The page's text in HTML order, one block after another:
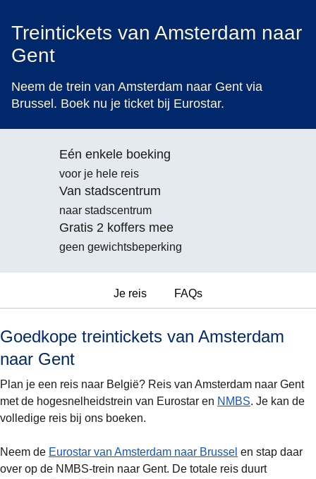
Treintickets van Amsterdam naar
Gent
Neem de trein van Amsterdam naar Gent via
Brussel. Boek nu je ticket bij Eurostar.
Eén enkele boeking
voor je hele reis
Van stadscentrum
naar stadscentrum
Gratis 2 koffers mee
geen gewichtsbeperking
Je reis FAQs
Goedkope treintickets van Amsterdam
naar Gent
Plan je een reis naar België? Reis van Amsterdam naar Gent
met de hogesnelheidstrein van Eurostar en NMBS. Je kan de
volledige reis bij ons boeken.
Neem de Eurostar van Amsterdam naar Brussel en stap daar
over op de NMBS-trein naar Gent. De totale reis duurt